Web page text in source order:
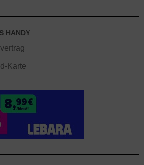
HANDY
Karte